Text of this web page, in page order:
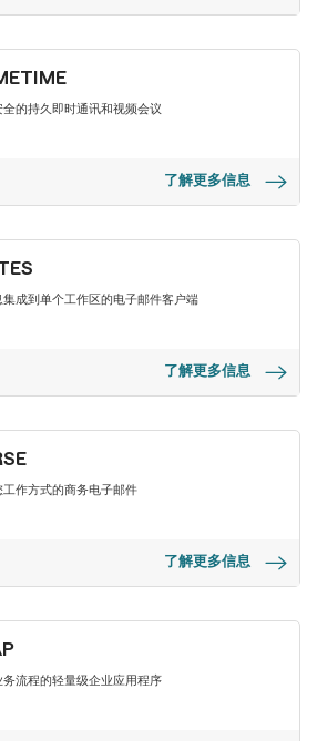
全的持久即时通讯和视频会议
了解更多信息
集成到单个工作区的电子邮件客户端
了解更多信息
工作方式的商务电子邮件
了解更多信息
务流程的轻量级企业应用程序